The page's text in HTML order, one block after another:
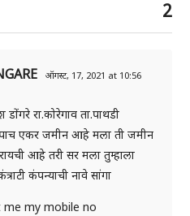
2
ऑगस्ट, 17, 2021 at 10:56
रा.कोरेगाव ता.पाथडी
एकर जमीन आहे मला ती जमीन
आहे तरी सर मला तुम्हाला
कंपन्याची नावे सांगा
me my mobile no